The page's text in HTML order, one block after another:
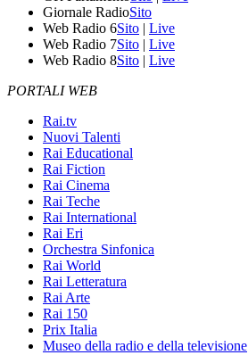
Giornale RadioSito
Web Radio 6Sito | Live
Web Radio 7Sito | Live
Web Radio 8Sito | Live
PORTALI WEB
Rai.tv
Nuovi Talenti
Rai Educational
Rai Fiction
Rai Cinema
Rai Teche
Rai International
Rai Eri
Orchestra Sinfonica
Rai World
Rai Letteratura
Rai Arte
Rai 150
Prix Italia
Museo della radio e della televisione